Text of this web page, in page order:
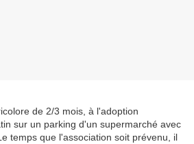
de 2/3 mois, à l'adoption
sur un parking d'un supermarché avec
temps que l'association soit prévenu, il